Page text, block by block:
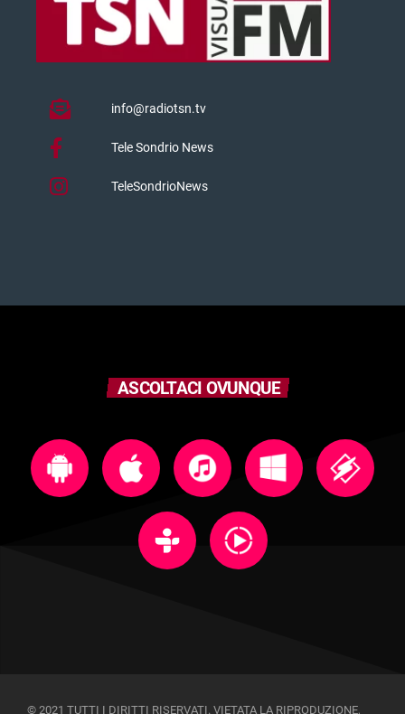
info@radiotsn.tv
Tele Sondrio News
TeleSondrioNews
ASCOLTACI OVUNQUE
© 2021 TUTTI I DIRITTI RISERVATI. VIETATA LA RIPRODUZIONE,